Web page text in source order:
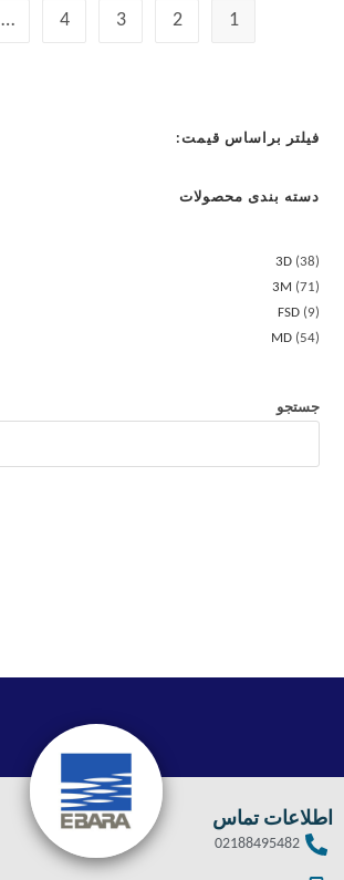
1
2
3
4
…
فیلتر براساس قیمت:
دسته بندی محصولات
3D 38
3M
71
FSD
9
MD
54
جستجو
اطلاعات تماس
02188495482